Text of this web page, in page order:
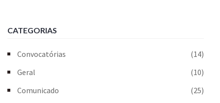
CATEGORIAS
Convocatórias
(14)
Geral
(10)
Comunicado
(25)